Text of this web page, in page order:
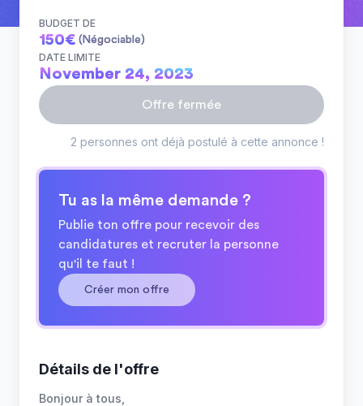
BUDGET DE
150€ (Négociable)
DATE LIMITE
November 24, 2023
Offre fermée
2 personnes ont déjà postulé à cette annonce !
Tu as la même demande ?
Publie ton offre pour recevoir des
candidatures et recruter la personne
qu'il te faut !
Créer mon offre
Détails de l'offre
Bonjour à tous,